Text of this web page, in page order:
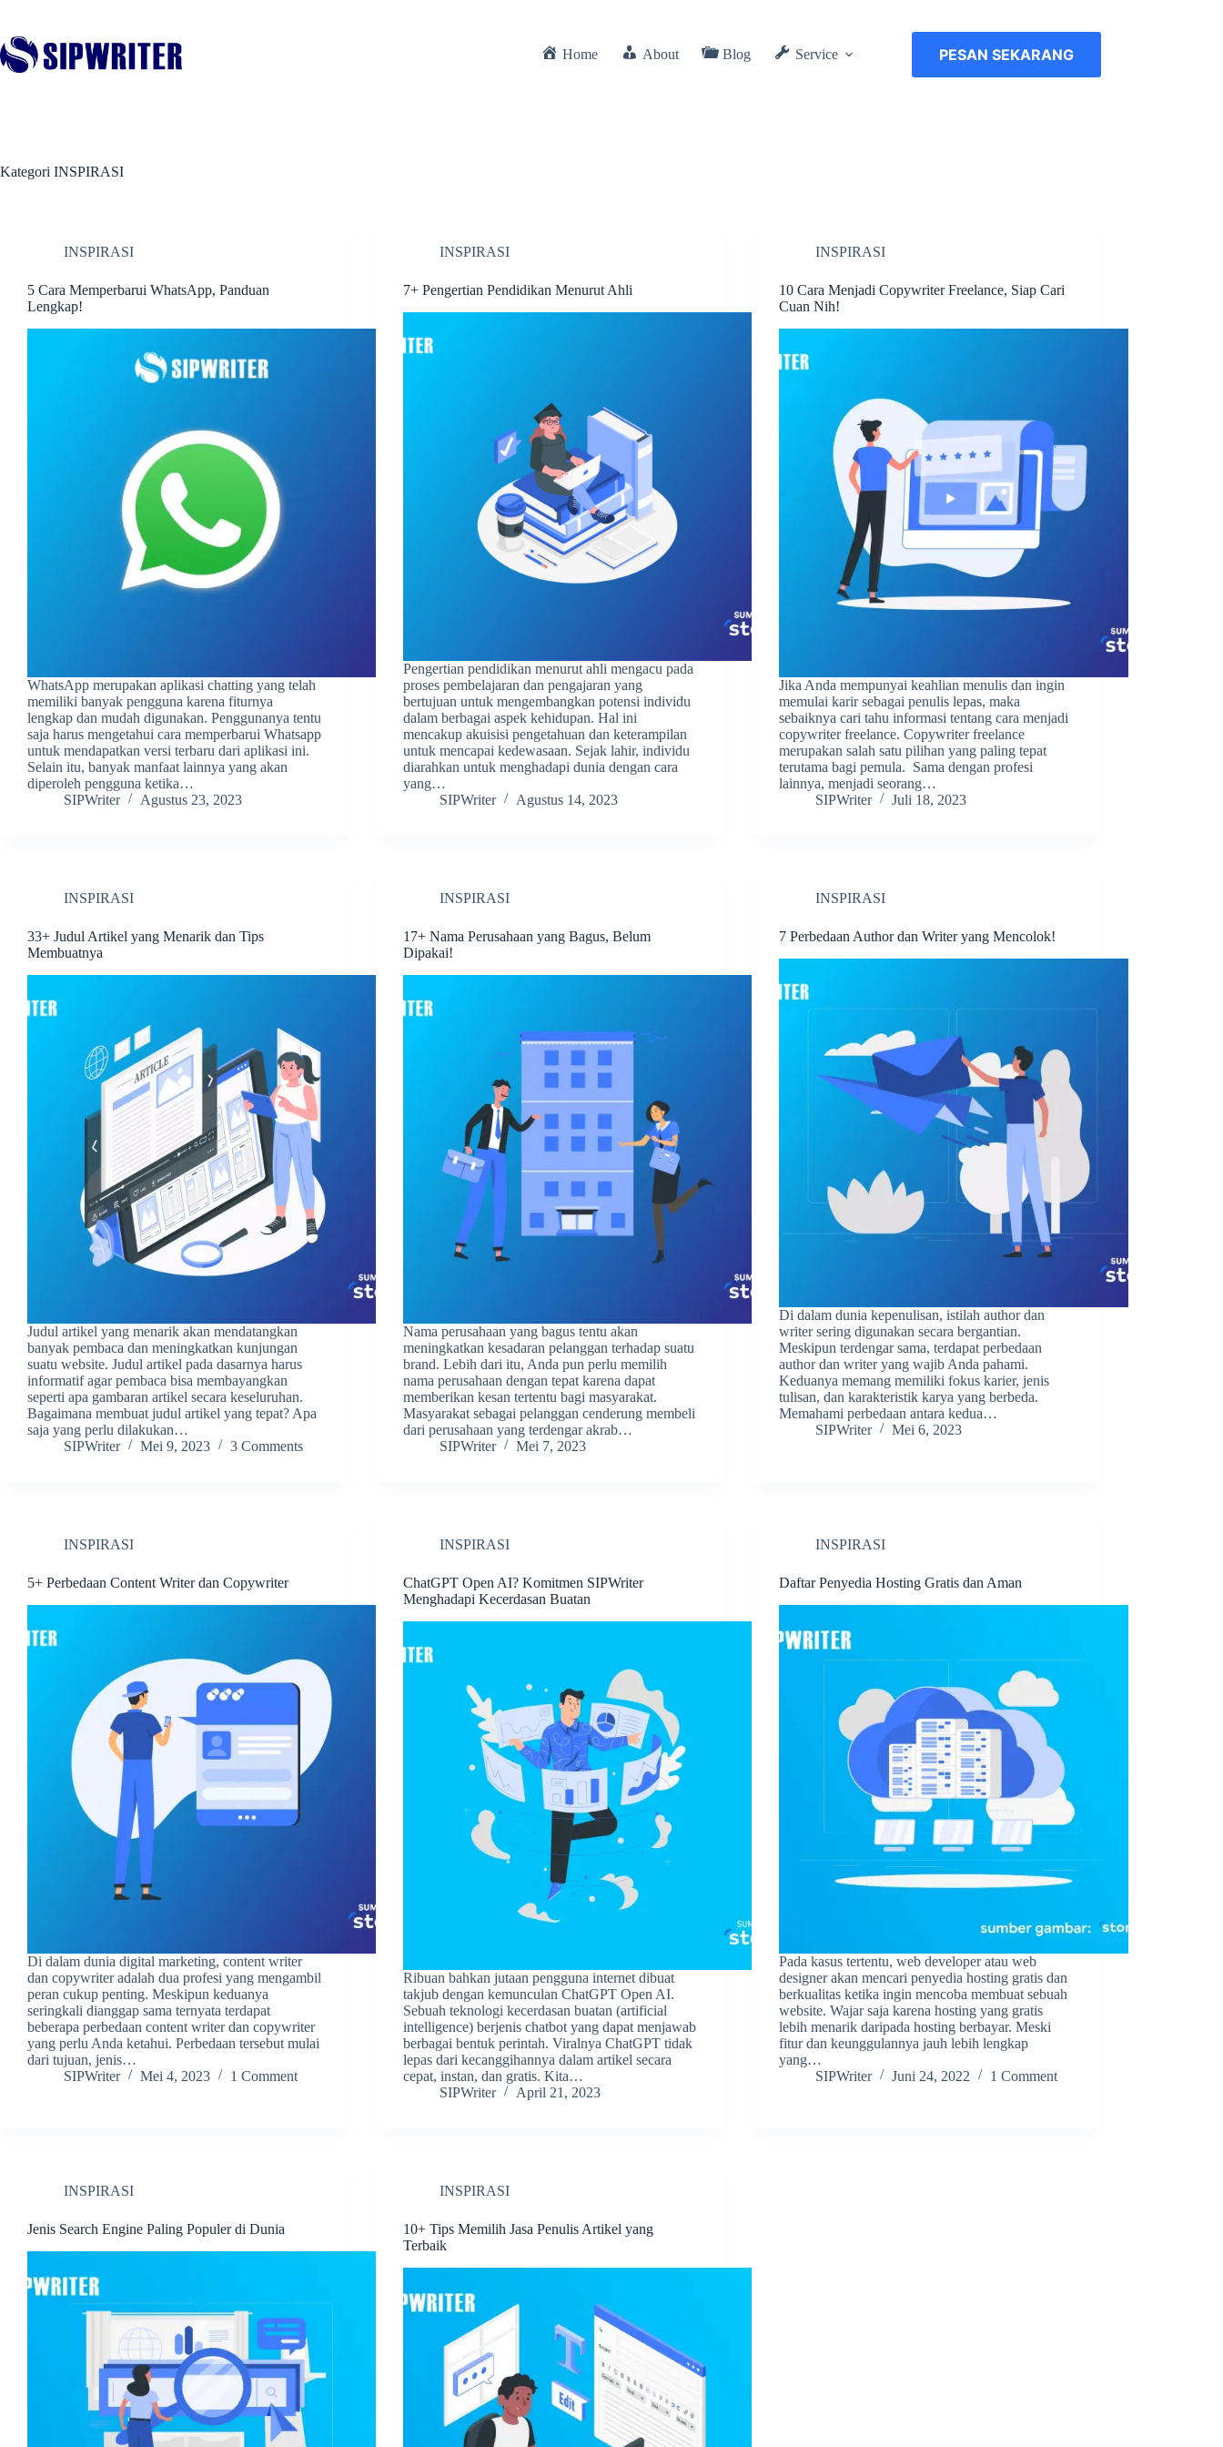
content
Home
About Blog Service PESAN SEKARANG
Kategori INSPIRASI
INSPIRASI
5 Cara Memperbarui WhatsApp, Panduan
Lengkap!
WhatsApp merupakan aplikasi chatting yang telah
memiliki banyak pengguna karena fiturnya
lengkap dan mudah digunakan. Penggunanya tentu
saja harus mengetahui cara memperbarui Whatsapp
untuk mendapatkan versi terbaru dari aplikasi ini.
Selain itu, banyak manfaat lainnya yang akan
diperoleh pengguna ketika…
SIPWriter
Agustus 23, 2023
INSPIRASI
7+ Pengertian Pendidikan Menurut Ahli
Pengertian pendidikan menurut ahli mengacu pada
proses pembelajaran dan pengajaran yang
bertujuan untuk mengembangkan potensi individu
dalam berbagai aspek kehidupan. Hal ini
mencakup akuisisi pengetahuan dan keterampilan
untuk mencapai kedewasaan. Sejak lahir, individu
diarahkan untuk menghadapi dunia dengan cara
yang…
SIPWriter
Agustus 14, 2023
INSPIRASI
10 Cara Menjadi Copywriter Freelance, Siap Cari
Cuan Nih!
Jika Anda mempunyai keahlian menulis dan ingin
memulai karir sebagai penulis lepas, maka
sebaiknya cari tahu informasi tentang cara menjadi
copywriter freelance. Copywriter freelance
merupakan salah satu pilihan yang paling tepat
terutama bagi pemula. Sama dengan profesi
lainnya, menjadi seorang…
SIPWriter
Juli 18, 2023
INSPIRASI
33+ Judul Artikel yang Menarik dan Tips
Membuatnya
Judul artikel yang menarik akan mendatangkan
banyak pembaca dan meningkatkan kunjungan
suatu website. Judul artikel pada dasarnya harus
informatif agar pembaca bisa membayangkan
seperti apa gambaran artikel secara keseluruhan.
Bagaimana membuat judul artikel yang tepat? Apa
saja yang perlu dilakukan…
SIPWriter
Mei 9, 2023 3 Comments
INSPIRASI
17+ Nama Perusahaan yang Bagus, Belum
Dipakai!
Nama perusahaan yang bagus tentu akan
meningkatkan kesadaran pelanggan terhadap suatu
brand. Lebih dari itu, Anda pun perlu memilih
nama perusahaan dengan tepat karena dapat
memberikan kesan tertentu bagi masyarakat.
Masyarakat sebagai pelanggan cenderung membeli
dari perusahaan yang terdengar akrab…
SIPWriter
Mei 7, 2023
INSPIRASI
7 Perbedaan Author dan Writer yang Mencolok!
Di dalam dunia kepenulisan, istilah author dan
writer sering digunakan secara bergantian.
Meskipun terdengar sama, terdapat perbedaan
author dan writer yang wajib Anda pahami.
Keduanya memang memiliki fokus karier, jenis
tulisan, dan karakteristik karya yang berbeda.
Memahami perbedaan antara kedua…
SIPWriter
Mei 6, 2023
INSPIRASI
5+ Perbedaan Content Writer dan Copywriter
Di dalam dunia digital marketing, content writer
dan copywriter adalah dua profesi yang mengambil
peran cukup penting. Meskipun keduanya
seringkali dianggap sama ternyata terdapat
beberapa perbedaan content writer dan copywriter
yang perlu Anda ketahui. Perbedaan tersebut mulai
dari tujuan, jenis…
SIPWriter
Mei 4, 2023 1 Comment
INSPIRASI
ChatGPT Open AI? Komitmen SIPWriter
Menghadapi Kecerdasan Buatan
Ribuan bahkan jutaan pengguna internet dibuat
takjub dengan kemunculan ChatGPT Open AI.
Sebuah teknologi kecerdasan buatan (artificial
intelligence) berjenis chatbot yang dapat menjawab
berbagai bentuk perintah. Viralnya ChatGPT tidak
lepas dari kecanggihannya dalam artikel secara
cepat, instan, dan gratis. Kita…
SIPWriter
April 21, 2023
INSPIRASI
Daftar Penyedia Hosting Gratis dan Aman
Pada kasus tertentu, web developer atau web
designer akan mencari penyedia hosting gratis dan
berkualitas ketika ingin mencoba membuat sebuah
website. Wajar saja karena hosting yang gratis
lebih menarik daripada hosting berbayar. Meski
fitur dan keunggulannya jauh lebih lengkap
yang…
SIPWriter
Juni 24, 2022 1 Comment
INSPIRASI
Jenis Search Engine Paling Populer di Dunia
INSPIRASI
10+ Tips Memilih Jasa Penulis Artikel yang
Terbaik